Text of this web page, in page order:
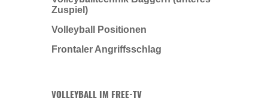
Zuspiel)
Volleyball Positionen
Frontaler Angriffsschlag
VOLLEYBALL IM FREE-TV